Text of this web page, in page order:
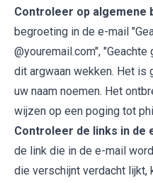
Controleer op algemene
begroeting in de e-mail
@youremail.com",
dit argwaan wekken. Het is
uw naam noemen. Het
wijzen op een poging tot
Controleer de links in de
de link die in de e-mail
die verschijnt verdacht lijkt,